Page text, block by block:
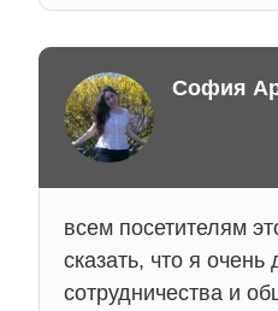
София
всем посетителям
сказать, что я
сотрудничества и